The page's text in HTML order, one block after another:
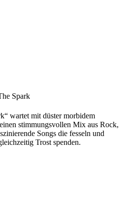
Spark
wartet mit düster morbidem
stimmungsvollen Mix aus Rock,
Songs die fesseln und
Trost spenden.